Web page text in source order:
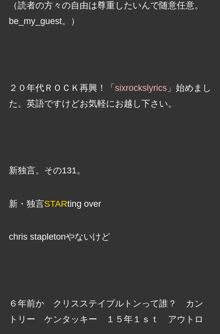
（読者の方々の自由は尊重したいんで随意任意。
be_my_guest。）
２０年代ＲＯＣＫ再興！「 sixrockslyrics」始めまし
た。英語ですけどお気軽にお越し下さい。
新独言。その131。
新・独言STARting over
chris stapletonやないけど
６年前か クリスステイプルトンって誰？ カン
トリー ケンタッキー １５年１ｓｔ アウトロ